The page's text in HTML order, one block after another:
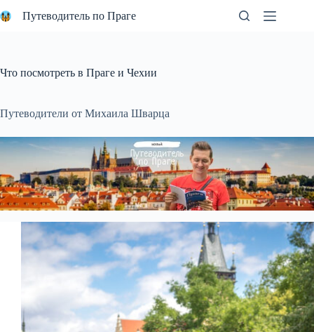
к
Путеводитель по Праге
Что посмотреть в Праге и Чехии
Путеводители от Михаила Шварца